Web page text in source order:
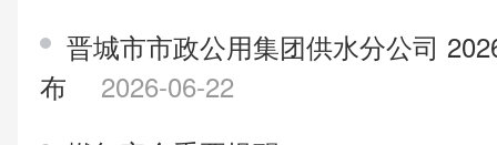
晋城市市政公用集团供水分公司
布
2026-06-22